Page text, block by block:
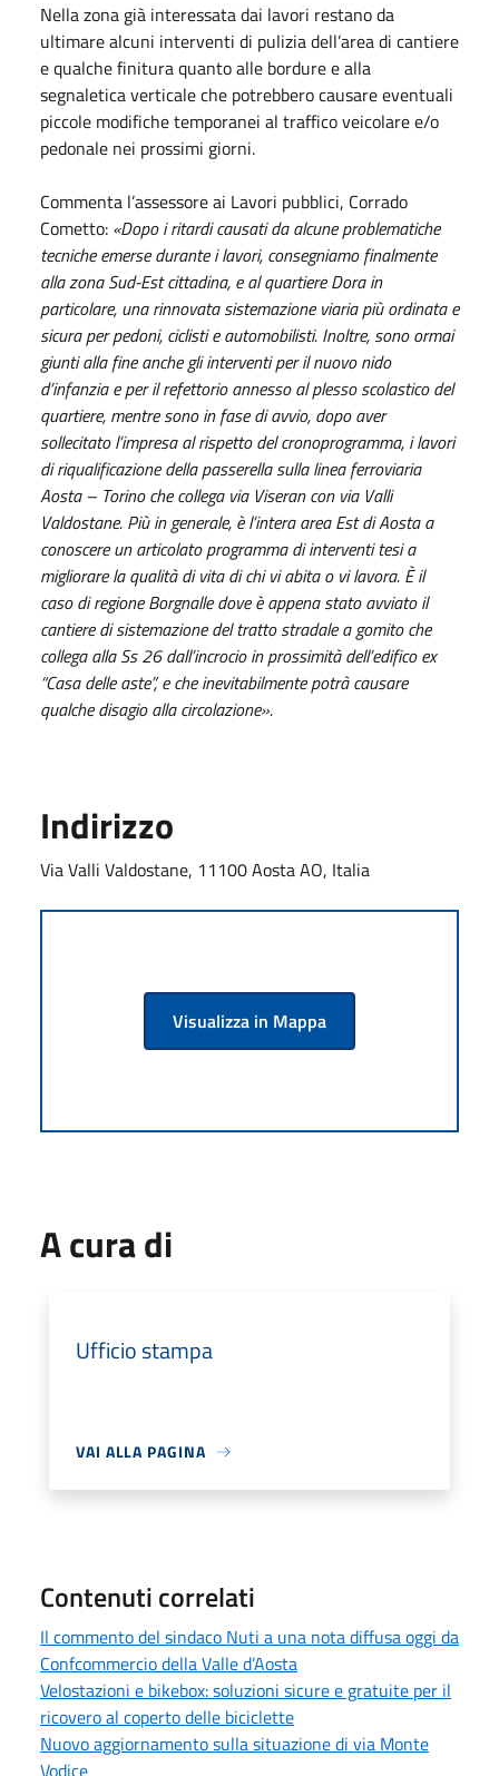
Nella zona già interessata dai lavori restano da
ultimare alcuni interventi di pulizia dell’area di cantiere
e qualche finitura quanto alle bordure e alla
segnaletica verticale che potrebbero causare eventuali
piccole modifiche temporanei al traffico veicolare e/o
pedonale nei prossimi giorni.
Commenta l’assessore ai Lavori pubblici, Corrado
Cometto: «Dopo i ritardi causati da alcune problematiche
tecniche emerse durante i lavori, consegniamo finalmente
alla zona Sud-Est cittadina, e al quartiere Dora in
particolare, una rinnovata sistemazione viaria più ordinata e
sicura per pedoni, ciclisti e automobilisti. Inoltre, sono ormai
giunti alla fine anche gli interventi per il nuovo nido
d’infanzia e per il refettorio annesso al plesso scolastico del
quartiere, mentre sono in fase di avvio, dopo aver
sollecitato l’impresa al rispetto del cronoprogramma, i lavori
di riqualificazione della passerella sulla linea ferroviaria
Aosta – Torino che collega via Viseran con via Valli
Valdostane. Più in generale, è l’intera area Est di Aosta a
conoscere un articolato programma di interventi tesi a
migliorare la qualità di vita di chi vi abita o vi lavora. È il
caso di regione Borgnalle dove è appena stato avviato il
cantiere di sistemazione del tratto stradale a gomito che
collega alla Ss 26 dall’incrocio in prossimità dell’edifico ex
“Casa delle aste”, e che inevitabilmente potrà causare
qualche disagio alla circolazione».
Indirizzo
Via Valli Valdostane, 11100 Aosta AO, Italia
Visualizza in Mappa
A cura di
Ufficio stampa
VAI ALLA PAGINA
Contenuti correlati
Il commento del sindaco Nuti a una nota diffusa oggi da
Confcommercio della Valle d’Aosta
Velostazioni e bikebox: soluzioni sicure e gratuite per il
ricovero al coperto delle biciclette
Nuovo aggiornamento sulla situazione di via Monte
Vodice